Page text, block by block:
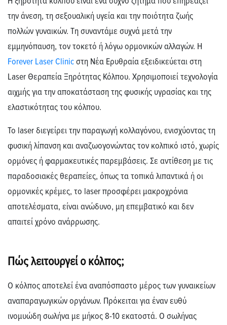
την άνεση, τη σεξουαλική υγεία και την ποιότητα ζωής
πολλών γυναικών. Τη συναντάμε συχνά μετά την
εμμηνόπαυση, τον τοκετό ή λόγω ορμονικών αλλαγών. Η
Forever Laser Clinicστη Νέα Ερυθραίαεξειδικεύεται στη
Laser Θεραπεία Ξηρότητας Κόλπου. Χρησιμοποιεί τεχνολογία
αιχμής για την αποκατάσταση της φυσικής υγρασίας και της
ελαστικότηταςτου κόλπου.
Το laser διεγείρει την παραγωγή κολλαγόνου, ενισχύοντας τη
φυσική λίπανση και αναζωογονώντας τον κολπικό ιστό, χωρίς
ορμόνες ήφαρμακευτικές παρεμβάσεις. Σε αντίθεση με τις
παραδοσιακές θεραπείες, όπως τα τοπικά λιπαντικά ή οι
ορμονικές κρέμες, το laserπροσφέρει μακροχρόνια
αποτελέσματα, είναιανώδυνο, μη επεμβατικό καιδεν
απαιτεί χρόνο ανάρρωσης.
Πώς λειτουργεί ο κόλπος;
Ο κόλποςαποτελεί ένα αναπόσπαστο μέρος των γυναικείων
αναπαραγωγικών οργάνων. Πρόκειται για έναν ευθύ
ινομυώδη σωλήνα με μήκος 8-10 εκατοστά. Ο σωλήνας